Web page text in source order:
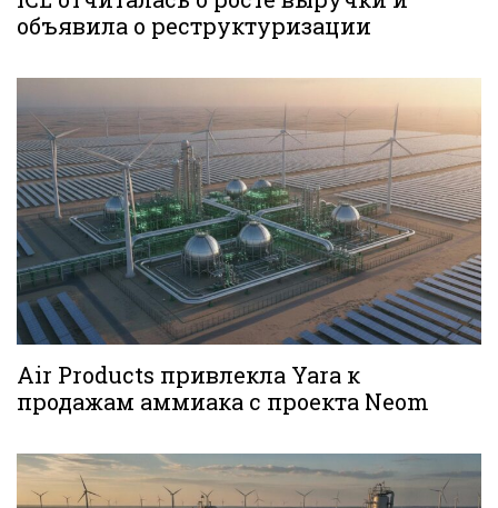
объявила о реструктуризации
Air Products привлекла Yara к
продажам аммиака с проекта Neom